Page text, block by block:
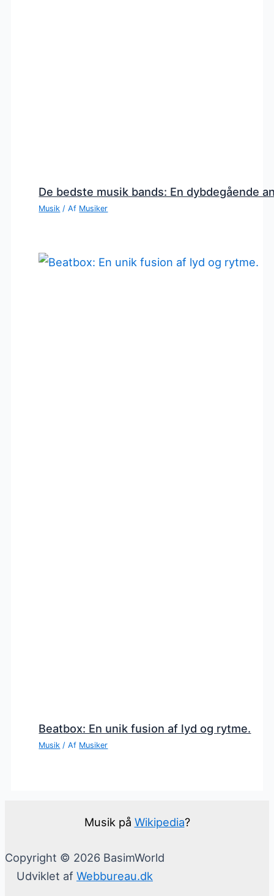
De bedste musik bands: En dybdegående
Musik / Af Musiker
Beatbox: En unik fusion af lyd og rytme.
Musik / Af Musiker
Musik på Wikipedia?
Copyright © 2026 BasimWorld
Udviklet af Webbureau.dk